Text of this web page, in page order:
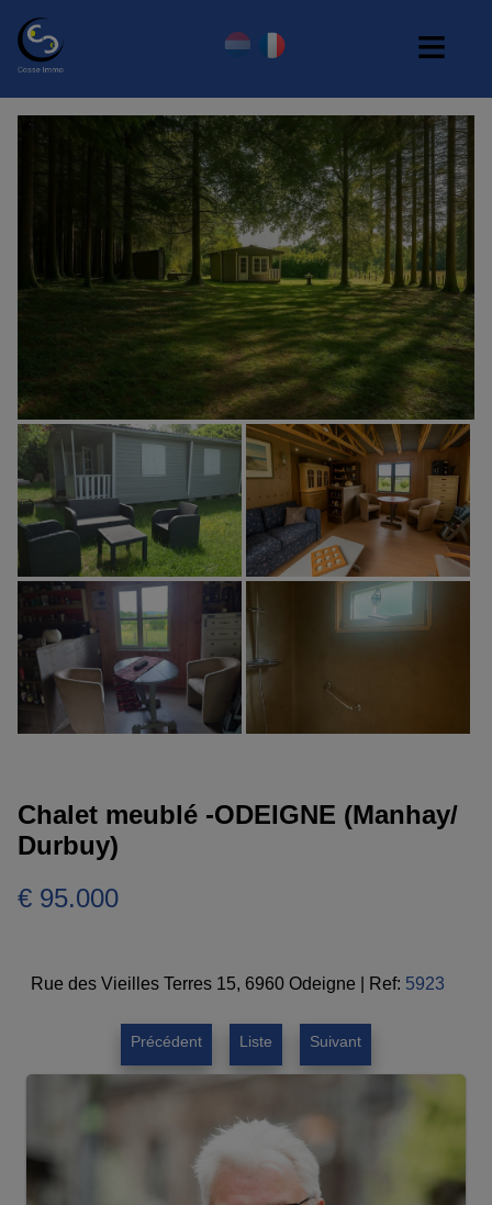
Chalet meublé -ODEIGNE (Manhay/
Durbuy)
€ 95.000
Rue des Vieilles Terres 15, 6960 Odeigne Ref: 5923
Précédent Liste Suivant